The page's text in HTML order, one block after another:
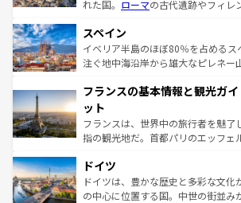
れた国。 ローマの古代遺跡やフィレ
ろん、トスカーナの美しい田園風景
景など、自然景観も見逃せない。観
ピザやパスタなど、絶品のイタリア
ませてくれるイタリアで、忘れられ
なお、新着のイタリア情報は
しい。
スペイン
イベリア半島のほぼ80％を占めるス
注ぐ地中海沿岸から雄大なピレネー
文化が根付くこの国では、情熱的な
れる闘牛、そして美味しいタパスが
る。首都マドリードの洗練された雰
アートに溢れた街角から、地方では
せる。地方によって風土や気候が異
性で訪れる人を魅
ンテンツ一覧を参照してほしい。
フランスの基本情報と観光ガ
ット
フランスは、世界中の旅行者を魅了
指の観光地だ。首都パリのエッフェ
で、幅広い魅力が詰まっている。華
聖堂、美しいビーチ、そして豊かな
から魅了する。また、フランスは美
ドイツ
ドイツは、豊かな歴史と多彩な文化
の中心に位置する国。中世の街並み